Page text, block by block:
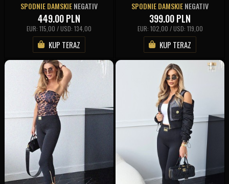
SPODNIE DAMSKIENEGATIV
449.00PLN
EUR: 115,00 / USD: 134,00
KUP TERAZ
SPODNIE DAMSKIENEGATIV
399.00PLN
EUR: 102,00 / USD: 119,00
KUP TERAZ